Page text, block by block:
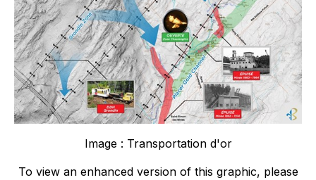
Image : Transportation d'or
To view an enhanced version of this graphic, please